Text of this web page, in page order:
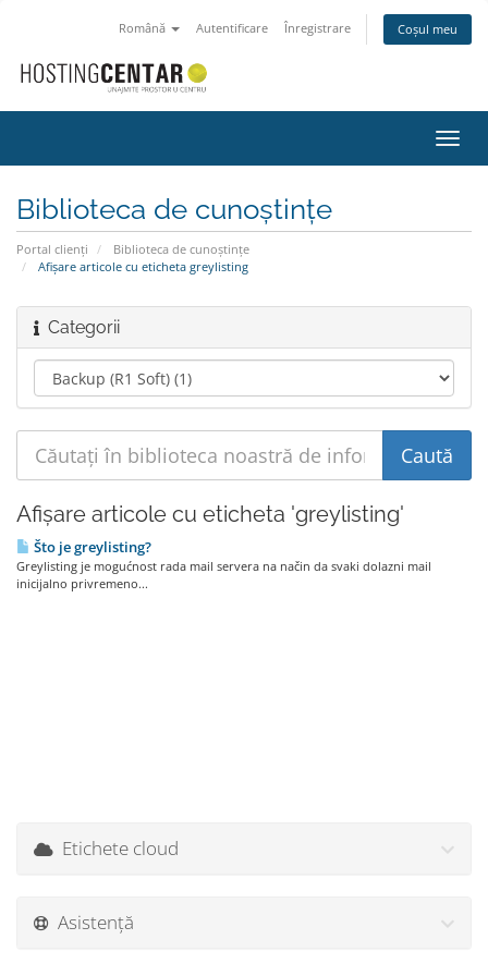
Română Autentificare Înregistrare Coșul meu
Biblioteca de cunoștințe
Portal clienți
Biblioteca de cunoștințe
Afișare articole cu eticheta greylisting
Categorii
Afișare articole cu eticheta 'greylisting'
Što je greylisting?
Greylisting je mogućnost rada mail servera na način da svaki dolazni mail
inicijalno privremeno...
Etichete cloud
Asistență